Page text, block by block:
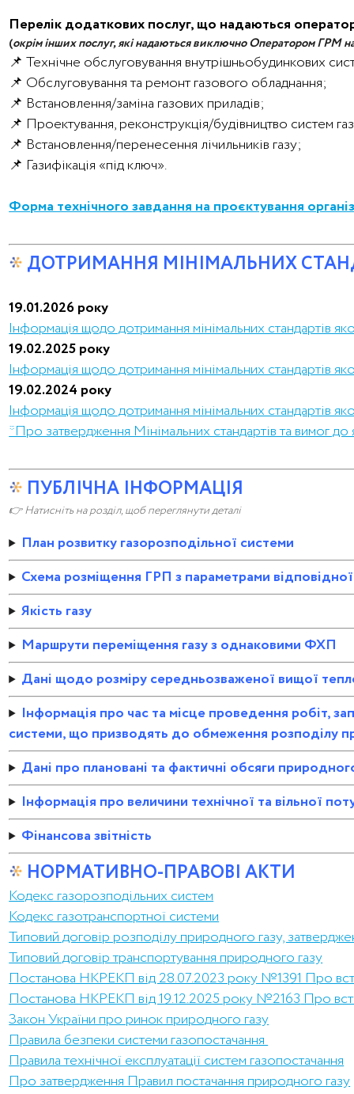
Перелік додаткових послуг, що надаються
(окрім інших послуг, які надаються виключно Оператором ГРМ на
📌 Технічне обслуговування внутрішньобудинкових
📌 Обслуговування та ремонт газового обладнання;
📌 Встановлення/заміна газових приладів;
📌 Проектування, реконструкція/будівництво систем
📌 Встановлення/перенесення лічильників газу;
📌 Газифікація «під ключ».
Форма технічного завдання на проєктування
ДОТРИМАННЯ МІНІМАЛЬНИХ
19.01.2026 року
Інформація щодо дотримання мінімальних стандартів
19.02.2025 року
Інформація щодо дотримання мінімальних стандартів
19.02.2024 року
Інформація щодо дотримання мінімальних стандартів
*Про затвердження Мінімальних стандартів та вимог
ПУБЛІЧНА ІНФОРМАЦІЯ
👉 Натисніть на розділ, щоб переглянути деталі
План розвитку газорозподільної системи
Схема розміщення ГРП з параметрами
Якість газу
Маршрути переміщення газу з однаковими ФХП
Дані щодо розміру середньозваженої вищої
Інформація про час та місце проведення робіт,
системи, що призводять до обмеження розподілу
Дані про плановані та фактичні обсяги
Інформація про величини технічної та вільної
Фінансова звітність
НОРМАТИВНО-ПРАВОВІ АКТИ
Кодекс газорозподільних систем
Кодекс газотранспортної системи
Типовий договір розподілу природного газу,
Типовий договір транспортування природного газу
Постанова НКРЕКП від 28.07.2023 року №1391 Про
Постанова НКРЕКП від 19.12.2025 року№2163Про
Закон України про ринок природного газу
Правила безпеки системи газопостачання
Правила технічної експлуатації систем газопостачання
Про затвердження Правил постачання природного газу